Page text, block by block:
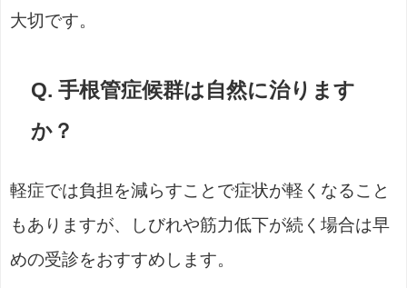
大切です。
Q. 手根管症候群は自然に治ります
か？
軽症では負担を減らすことで症状が軽くなること
もありますが、しびれや筋力低下が続く場合は早
めの受診をおすすめします。